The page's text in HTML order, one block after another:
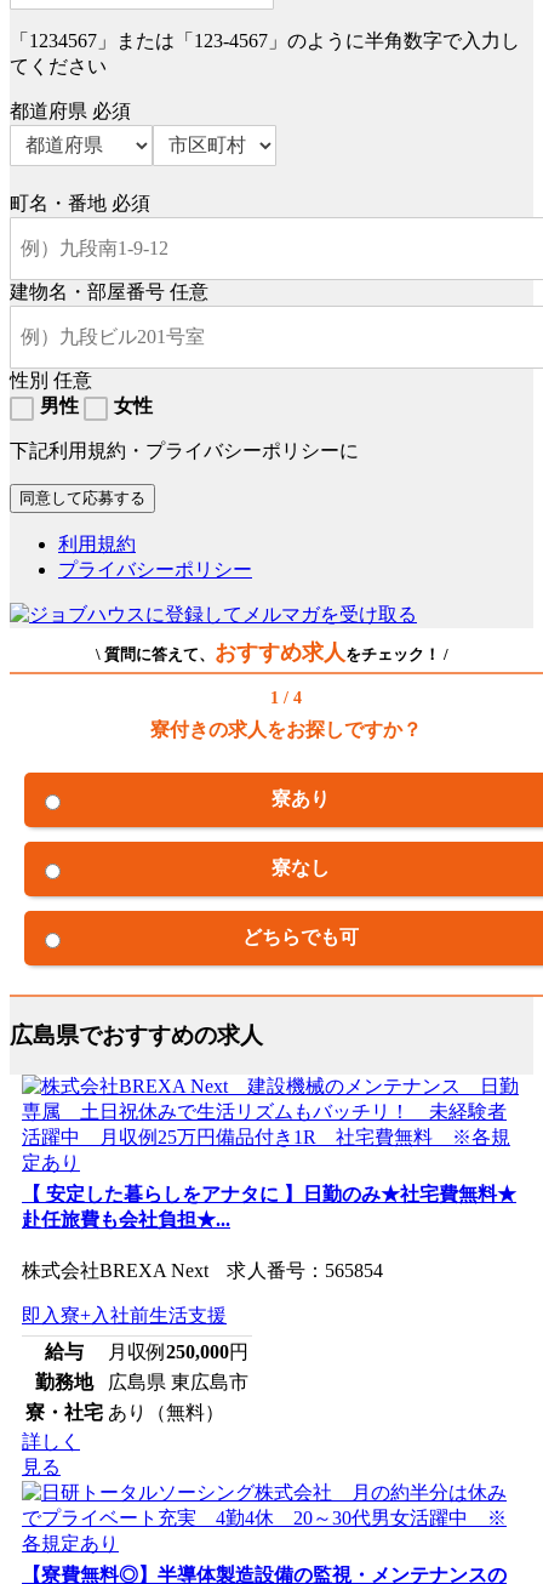
「1234567」または「123-4567」のように半角数字で入力し
てください
都道府県 必須
町名・番地 必須
建物名・部屋番号 任意
性別 任意
男性
女性
下記利用規約・プライバシーポリシーに
利用規約
プライバシーポリシー
\ 質問に答えて、 おすすめ求人をチェック！ /
1 / 4
寮付きの求人をお探しですか？
寮あり
寮なし
どちらでも可
広島県でおすすめの求人
【 安定した暮らしをアナタに 】日勤のみ★社宅費無料★
赴任旅費も会社負担★...
株式会社BREXA Next 求人番号：565854
即入寮+入社前生活支援
給与
月収例 250,000円
勤務地
広島県 東広島市
寮・社宅 あり（無料）
詳しく
見る
【寮費無料◎】半導体製造設備の監視・メンテナンスの